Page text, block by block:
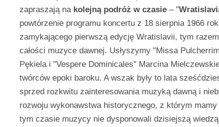
zapraszają na kolejną podróż w czasie – "
powtórzenie programu koncertu z 18 sierpnia 1966
zamykającego pierwszą edycję Wratislavii, tym
całości muzyce dawnej. Usłyszymy "Missa
Pękiela i "Vespere Dominicales" Marcina
twórców epoki baroku. A wszak były to lata
sprzed rozkwitu zainteresowania muzyką dawną i
rozwoju wykonawstwa historycznego, z którym
tym czasie muzycy nie dysponowali dzisiejszą